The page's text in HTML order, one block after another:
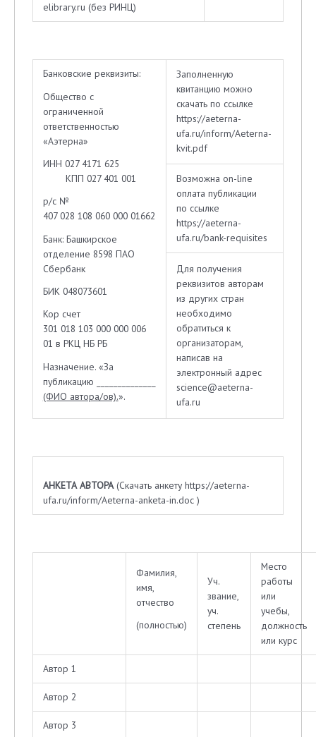
elibrary.ru (без РИНЦ)
Банковские реквизиты:
Общество с
ограниченной
ответственностью
«Аэтерна»
ИНН 027 4171 625
КПП 027 401 001
р/с №
407 028 108 060 000 01662
Банк: Башкирское
отделение 8598 ПАО
Сбербанк
БИК 048073601
Кор счет
301 018 103 000 000 006
01 в РКЦ НБ РБ
Назначение. «За
публикацию ______________
(ФИО автора/ов).».
Заполненную
квитанцию можно
скачать по ссылке
https://aeterna-
ufa.ru/inform/Aeterna-
kvit.pdf
Возможна on-line
оплата публикации
по ссылке
https://aeterna-
ufa.ru/bank-requisites
Для получения
реквизитов авторам
из других стран
необходимо
обратиться к
организаторам,
написав на
электронный адрес
science@aeterna-
ufa.ru
АНКЕТА АВТОРА(Скачать анкету https://aeterna-
ufa.ru/inform/Aeterna-anketa-in.doc )
Фамилия,
имя,
отчество
(полностью)
Уч.
звание,
уч.
степень
Место
работы
или
учебы,
должность
или курс
Автор 1
Автор 2
Автор 3